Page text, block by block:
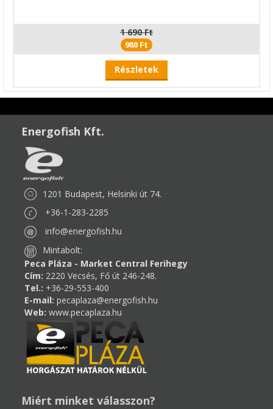
1 690 Ft
980 Ft
Részletek
Energofish Kft.
1201 Budapest, Helsinki út 74.
+36-1-283-2285
info@energofish.hu
Mintabolt:
Peca Pláza - Market Central Ferihegy
Cím: 2220 Vecsés, Fő út 246-248.
Tel.: +36-29-553-400
E-mail: pecaplaza@energofish.hu
Web: www.pecaplaza.hu
Miért minket válasszon?